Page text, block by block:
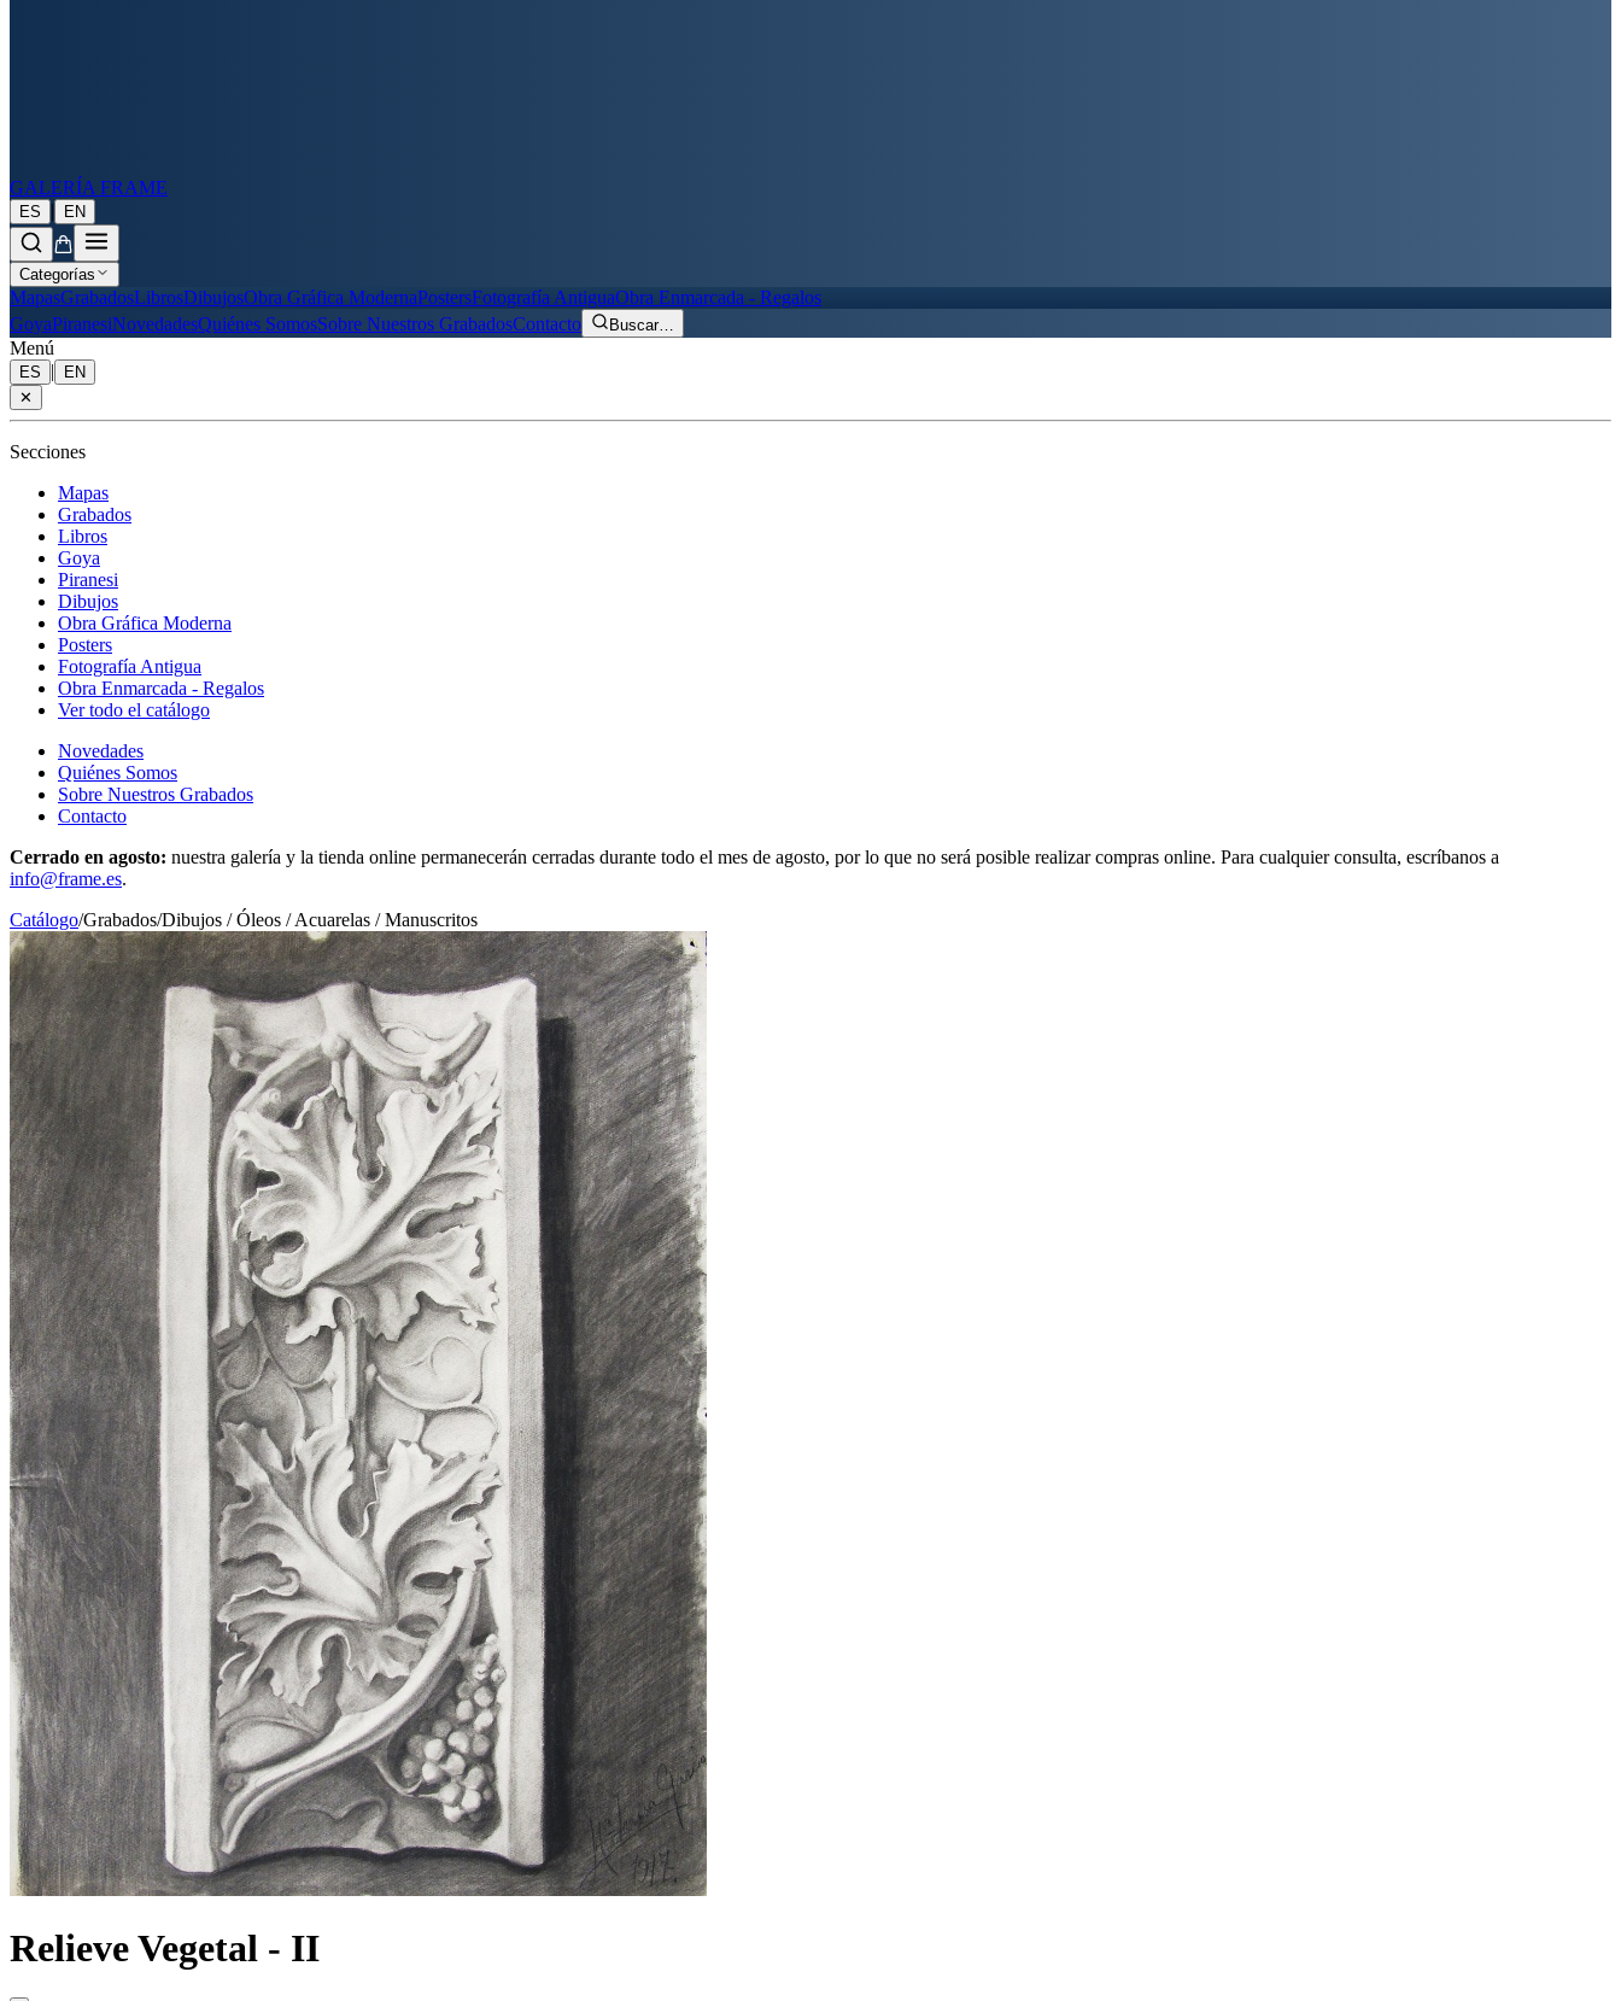
GALERÍA FRAME
ES | EN
Categorías
MapasGrabadosLibrosDibujosObra Gráfica ModernaPostersFotografía AntiguaObra Enmarcada - Regalos
GoyaPiranesiNovedadesQuiénes SomosSobre Nuestros GrabadosContacto Buscar…
Menú
ES |
EN
✕
Secciones
Mapas
Grabados
Libros
Goya
Piranesi
Dibujos
Obra Gráfica Moderna
Posters
Fotografía Antigua
Obra Enmarcada - Regalos
Ver todo el catálogo
Novedades
Quiénes Somos
Sobre Nuestros Grabados
Contacto
Cerrado en agosto: nuestra galería y la tienda online permanecerán cerradas durante todo el mes de agosto, por lo que no será posible realizar compras online. Para cualquier consulta, escríbanos a
info@frame.es.
Catálogo/Grabados/Dibujos / Óleos / Acuarelas / Manuscritos
Relieve Vegetal - II